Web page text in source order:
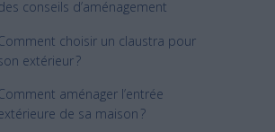
conseils d’aménagement
choisir un claustra pour
extérieur ?
aménager l’entrée
de sa maison ?